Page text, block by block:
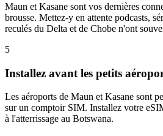
Maun et Kasane sont vos dernières
brousse. Mettez-y en attente podcasts,
reculés du Delta et de Chobe n'ont
5
Installez avant les petits
Les aéroports de Maun et Kasane sont
sur un comptoir SIM. Installez votre
à l'atterrissage au Botswana.